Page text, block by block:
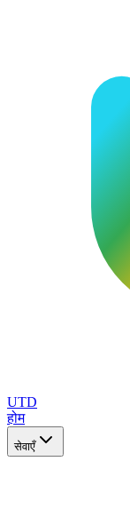
UTD
होम
सेवाएँ